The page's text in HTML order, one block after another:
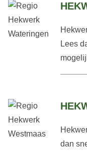
Lees
dan